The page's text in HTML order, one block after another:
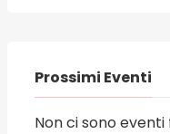
Prossimi Eventi
Non ci sono